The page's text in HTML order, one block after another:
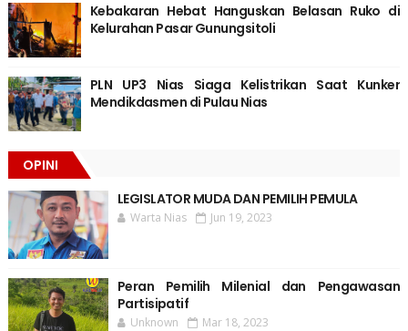
Kebakaran Hebat Hanguskan Belasan Ruko di
Kelurahan Pasar Gunungsitoli
PLN UP3 Nias Siaga Kelistrikan Saat Kunker
Mendikdasmen di Pulau Nias
OPINI
LEGISLATOR MUDA DAN PEMILIH PEMULA
Warta Nias Jun 19, 2023
Peran Pemilih Milenial dan Pengawasan
Partisipatif
Unknown Mar 18, 2023